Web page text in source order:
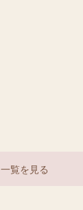
一覧を見る